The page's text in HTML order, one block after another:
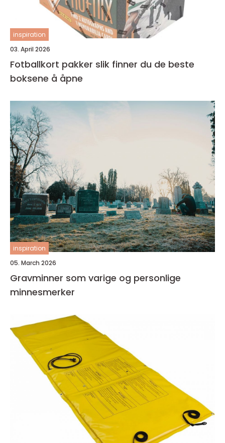
inspiration
03. April 2026
Fotballkort pakker slik finner du de beste
boksene å åpne
inspiration
05. March 2026
Gravminner som varige og personlige
minnesmerker